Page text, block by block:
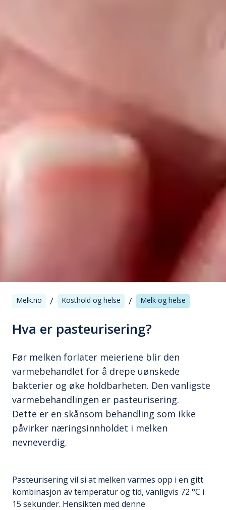
Melk.no / Kosthold og helse / Melk og helse
Hva er pasteurisering?
Før melken forlater meieriene blir den
varmebehandlet for å drepe uønskede
bakterier og øke holdbarheten. Den vanligste
varmebehandlingen er pasteurisering.
Dette er en skånsom behandling som ikke
påvirker næringsinnholdet i melken
nevneverdig.
Pasteurisering vil si at melken varmes opp i en gitt
kombinasjon av temperatur og tid, vanligvis 72 °C i
15 sekunder. Hensikten med denne